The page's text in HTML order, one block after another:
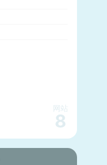
网站
8